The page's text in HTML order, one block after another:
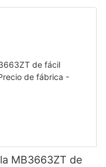
MB3663ZT de